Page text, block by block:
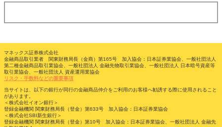
マネックス証券株式会社
金融商品取引業者 関東財務局長（金商）第165号 加入協会：日本証券業協会、一般社団法人
第二種金融商品取引業協会、一般社団法人 金融先物取引業協会、一般社団法人 日本暗号資産等
取引業協会、一般社団法人 資産運用業協会
リスク・手数料などの重要事項
当サイトは、以下の銀行が同行の金融商品仲介をご利用のお客様へ勧誘する際に使用されること
があります。
＜株式会社イオン銀行＞
登録金融機関 関東財務局長（登金）第633号 加入協会：日本証券業協会
＜株式会社SBI新生銀行＞
登録金融機関 関東財務局長（登金）第10号 加入協会：日本証券業協会、一般社団法人 金融先